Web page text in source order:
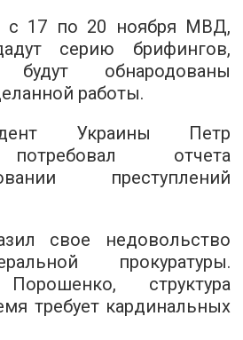
с 17 по 20 ноября МВД,
серию брифингов,
обнародованы
работы.
Украины Петр
отчета
преступлений
свое недовольство
прокуратуры.
структура
требует кардинальных